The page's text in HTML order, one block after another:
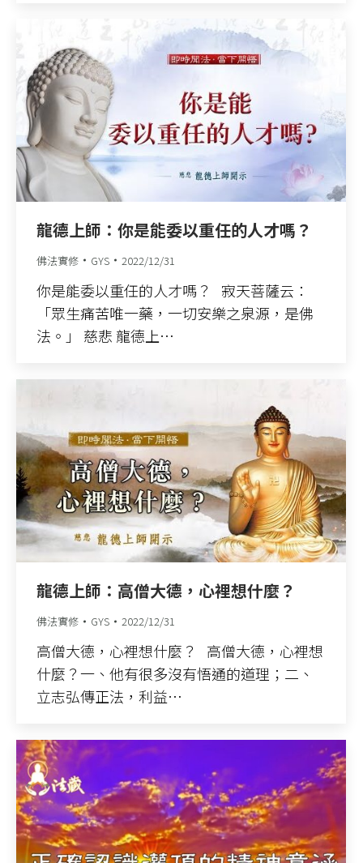
龍德上師：你是能委以重任的人才嗎？
佛法實修 GYS 2022/12/31
你是能委以重任的人才嗎？ 寂天菩薩云：
「眾生痛苦唯一藥，一切安樂之泉源，是佛
法。」 慈悲 龍德上…
龍德上師：高僧大德，心裡想什麼？
佛法實修 GYS 2022/12/31
高僧大德，心裡想什麼？ 高僧大德，心裡想
什麼？一、他有很多沒有悟通的道理；二、
立志弘傳正法，利益…